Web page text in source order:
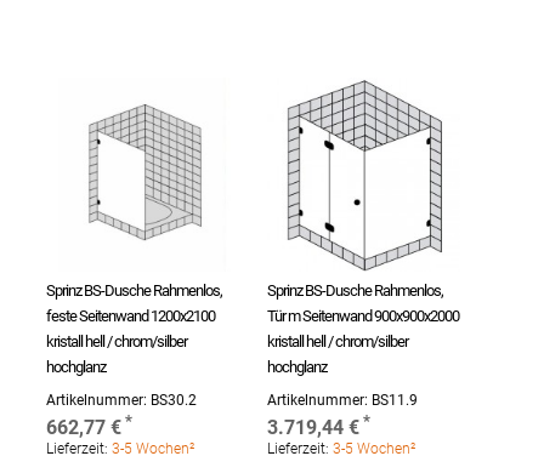
Sprinz BS-Dusche Rahmenlos,
feste Seitenwand 1200x2100
kristall hell / chrom/silber
hochglanz
Artikelnummer: BS30.2
662,77 €
Lieferzeit: 3-5 Wochen²
Sprinz BS-Dusche Rahmenlos,
Tür m Seitenwand 900x900x2000
kristall hell / chrom/silber
hochglanz
Artikelnummer: BS11.9
3.719,44 €
Lieferzeit: 3-5 Wochen²